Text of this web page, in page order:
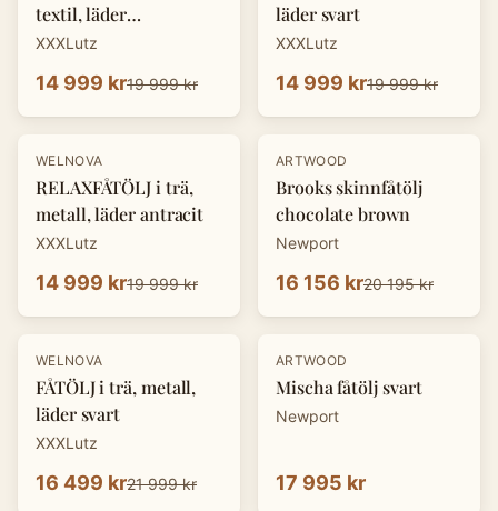
textil, läder
cognacfärgad
XXXLutz
14 999 kr19 999 kr
läder svart
XXXLutz
14 999 kr19 999 kr
-25 %
WELNOVA
RELAXFÅTÖLJ i trä,
metall, läder antracit
XXXLutz
14 999 kr19 999 kr
-20%
ARTWOOD
Brooks skinnfåtölj
chocolate brown
Newport
16 156 kr20 195 kr
-25 %
WELNOVA
FÅTÖLJ i trä, metall,
läder svart
XXXLutz
16 499 kr21 999 kr
ARTWOOD
Mischa fåtölj svart
Newport
17 995 kr